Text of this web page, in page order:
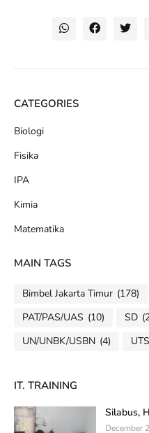
CATEGORIES
Biologi
Fisika
IPA
Kimia
Matematika
MAIN TAGS
Bimbel Jakarta Timur (178)
PAT/PAS/UAS (10) SD
UN/UNBK/USBN (4)
IT. TRAINING
Silabus,
December